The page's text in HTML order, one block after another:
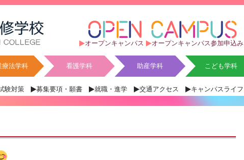
療法学科 看護学科 助産学科 こども学科
験対策 募集要項・願書 就職・進学 交通アクセス キャンパスライフ
オープンキャンパス オープンキャンパス参加申込み